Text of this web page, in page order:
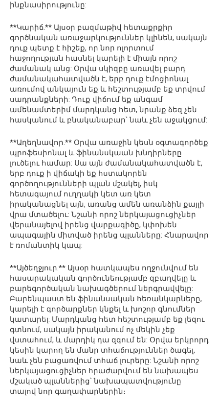
ինքնասիրությունը:
**Կարիճ.** Այսօր բազմաթիվ հետաքրքիր
գործնական առաջարկություններ կլինեն, սակայն
դուք պետք է հիշեք, որ նոր ոլորտում
հաջողության հասնել կարելի է միայն որոշ
ժամանակ անց: Օրվա սկիզբը առավել բարդ
ժամանակահատվածն է, երբ դուք էմոցիոնալ
առումով անկայուն եք և հեշտությամբ եք տրվում
սադրանքների: Դուք վիճում եք անգամ
ամենամտերիմ մարդկանց հետ, նրանք ձեզ չեն
հասկանում և բնականաբար՝ նաև չեն աջակցում:
**Աղեղնավոր.** Օրվա առաջին կեսն օգտագործեք
պրոֆեսիոնալ և ֆինանսկաան խնդիրները
լուծելու համար: Սա այն ժամանակահատվածն է,
երբ դուք ի վիճակի եք հստակորեն
գործողությունների պլան մշակել, իսկ
հետագայում ուղղակի կետ առ կետ
իրականացնել այն, առանց ամեն առանձին քայլի
վրա մտածելու: Նշանի որոշ ներկայացուցիչներ
վերանայելով իրենց վարքագիծը, կփոխեն
ապագային միտված իրենց պլանները: Հնարավոր
է ռոմանտիկ կապ:
**Այծեղջյուր.** Այսօր հատկապես ողջունվում են
հասարակական գործունեությամբ զբաղվելը և
բարեգործական նախագծերում ներգրավվելը:
Բարենպաստ են ֆինանսական հեռանկարները,
կարելի է գործարքներ կնքել և խոշոր գնումներ
կատարել: Մարդկանց հետ հեշտությամբ եք լեզու
գտնում, սակայն իրականում ոչ մեկին չեք
վստահում, և մարդիկ դա զգում են: Օրվա երկրորդ
կեսին կարող են մանր տհաճություններ ծագել,
նաև չեն բացառվում տհաճ լուրերը: Նշանի որոշ
ներկայացուցիչներ հրաժարվում են նախապես
մշակած պլաններից՝ նախապատվությունը
տալով նոր գաղափարներին։